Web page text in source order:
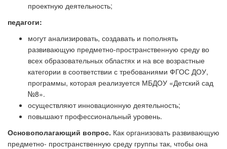
проектную деятельность;
педагоги:
могут анализировать, создавать и пополнять
развивающую предметно-пространственную среду во
всех образовательных областях и на все возрастные
категории в соответствии с требованиями ФГОС ДОУ,
программы, которая реализуется МБДОУ «Детский сад
№8».
осуществляют инновационную деятельность;
повышают профессиональный уровень.
Основополагающий вопрос. Как организовать развивающую
предметно- пространственную среду группы так, чтобы она